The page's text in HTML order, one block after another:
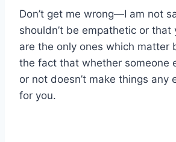
Don’t get me wrong—I am not
shouldn’t be empathetic or that
are the only ones which matter
the fact that whether someone
or not doesn’t make things any
for you.